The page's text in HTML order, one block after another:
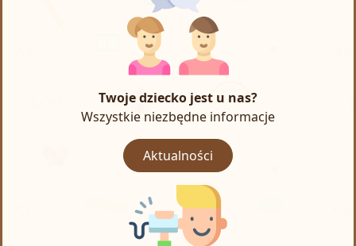
Twoje dziecko jest u nas?
Wszystkie niezbędne informacje
Aktualności